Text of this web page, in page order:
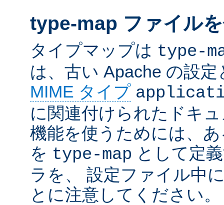
type-map ファイル
タイプマップは type-
は、古い Apache の設
MIME タイプ
に関連付けられたドキ
機能を使うためには、
を type-map として定
ラを、 設定ファイル中
とに注意してください